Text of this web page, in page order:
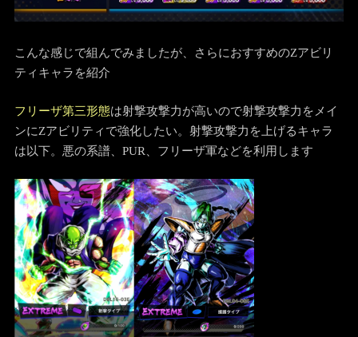
こんな感じで組んでみましたが、さらにおすすめのZアビリ
ティキャラを紹介
フリーザ第三形態は射撃攻撃力が高いので射撃攻撃力をメイ
ンにZアビリティで強化したい。射撃攻撃力を上げるキャラ
は以下。悪の系譜、PUR、フリーザ軍などを利用します